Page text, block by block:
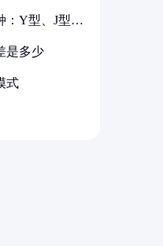
：Y型、J型、
是多少
式